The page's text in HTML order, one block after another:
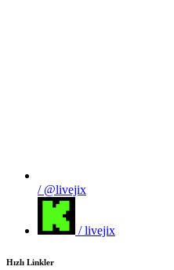
/ @livejix
/ livejix
Hızlı Linkler